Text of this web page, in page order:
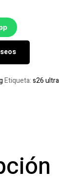
Etiqueta:s26